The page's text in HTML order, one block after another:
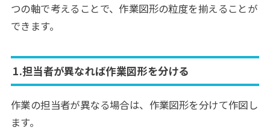
つの軸で考えることで、作業図形の粒度を揃えることが
できます。
1.担当者が異なれば作業図形を分ける
作業の担当者が異なる場合は、作業図形を分けて作図し
ます。